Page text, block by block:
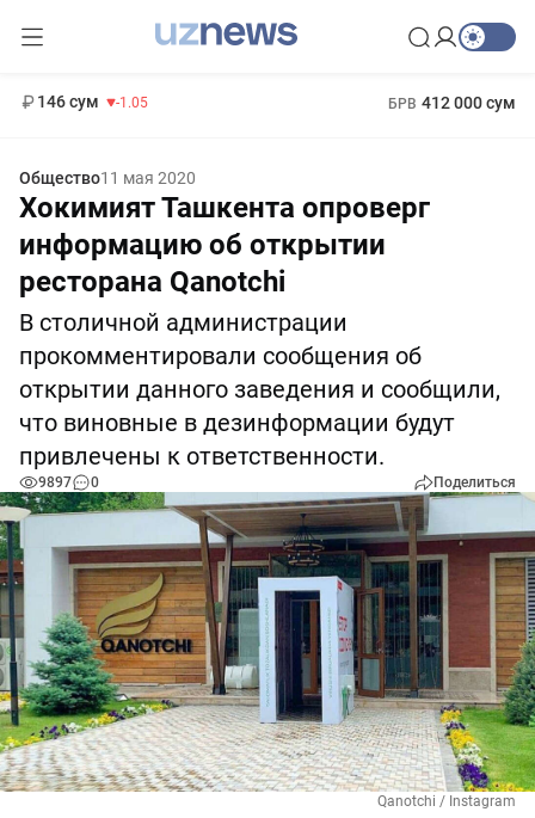
146 сум -1.05 БРВ 412 000 сум
Общество11 мая 2020
Хокимият Ташкента опроверг
информацию об открытии
ресторана Qanotchi
В столичной администрации
прокомментировали сообщения об
открытии данного заведения и сообщили,
что виновные в дезинформации будут
привлечены к ответственности.
9897 0 Поделиться
Qanotchi / Instagram